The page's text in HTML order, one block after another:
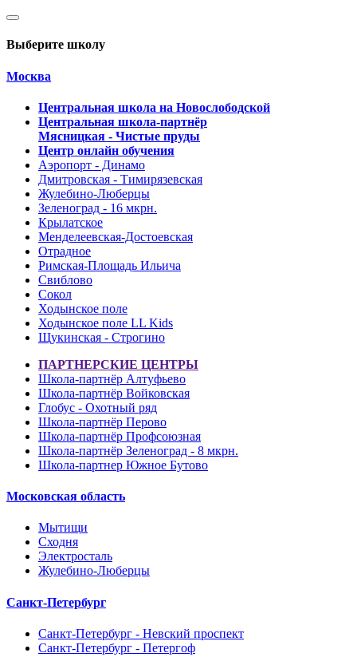
Выберите школу
Москва
Центральная школа на Новослободской
Центральная школа-партнёр
Мясницкая - Чистые пруды
Центр онлайн обучения
Аэропорт - Динамо
Дмитровская - Тимирязевская
Жулебино-Люберцы
Зеленоград - 16 мкрн.
Крылатское
Менделеевская-Достоевская
Отрадное
Римская-Площадь Ильича
Свиблово
Сокол
Ходынское поле
Ходынское поле LL Kids
Щукинская - Строгино
ПАРТНЕРСКИЕ ЦЕНТРЫ
Школа-партнёр Алтуфьево
Школа-партнёр Войковская
Глобус - Охотный ряд
Школа-партнёр Перово
Школа-партнёр Профсоюзная
Школа-партнёр Зеленоград - 8 мкрн.
Школа-партнер Южное Бутово
Московская область
Мытищи
Сходня
Электросталь
Жулебино-Люберцы
Санкт-Петербург
Санкт-Петербург - Невский проспект
Санкт-Петербург - Петергоф